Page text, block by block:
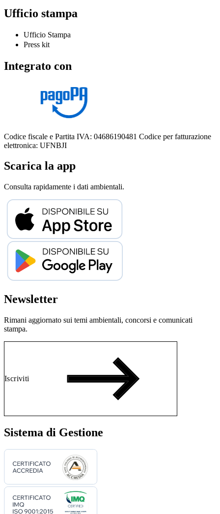
Ufficio stampa
Ufficio Stampa
Press kit
Integrato con
Codice fiscale e Partita IVA: 04686190481 Codice per fatturazione
elettronica: UFNBJI
Scarica la app
Consulta rapidamente i dati ambientali.
Newsletter
Rimani aggiornato sui temi ambientali, concorsi e comunicati
stampa.
Iscriviti
Sistema di Gestione